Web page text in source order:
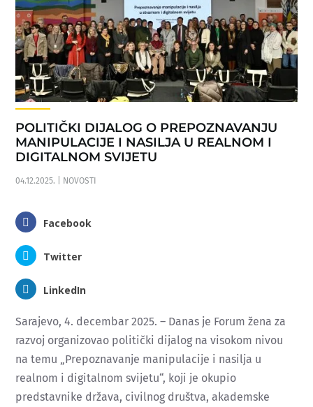
POLITIČKI DIJALOG O PREPOZNAVANJU
MANIPULACIJE I NASILJA U REALNOM I
DIGITALNOM SVIJETU
04.12.2025. NOVOSTI
Facebook
Twitter
LinkedIn
Sarajevo, 4. decembar 2025. – Danas je Forum žena za
razvoj organizovao politički dijalog na visokom nivou
na temu „Prepoznavanje manipulacije i nasilja u
realnom i digitalnom svijetu“, koji je okupio
predstavnike država, civilnog društva, akademske